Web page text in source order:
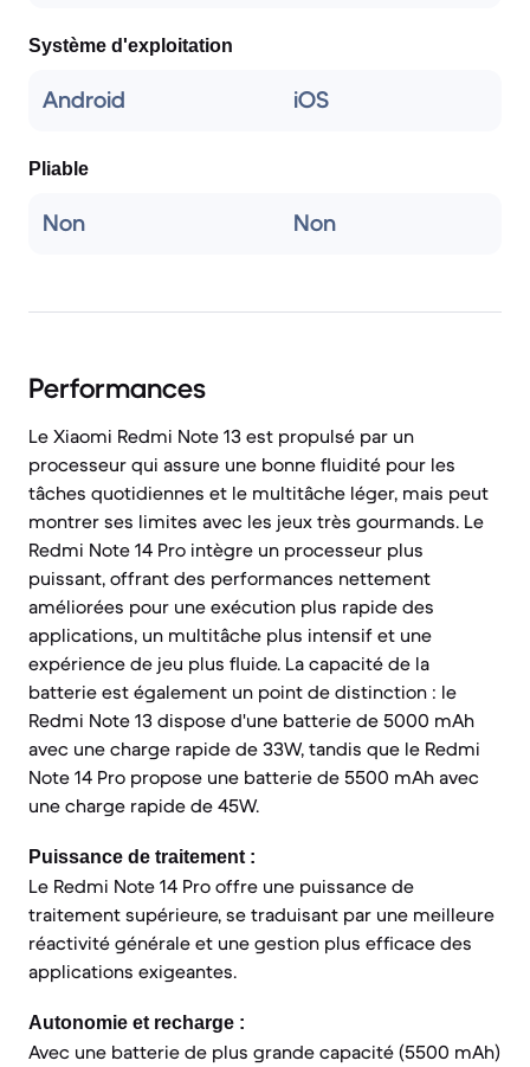
Système d'exploitation
Android iOS
Pliable
Non Non
Performances
Le Xiaomi Redmi Note 13 est propulsé par un
processeur qui assure une bonne fluidité pour les
tâches quotidiennes et le multitâche léger, mais peut
montrer ses limites avec les jeux très gourmands. Le
Redmi Note 14 Pro intègre un processeur plus
puissant, offrant des performances nettement
améliorées pour une exécution plus rapide des
applications, un multitâche plus intensif et une
expérience de jeu plus fluide. La capacité de la
batterie est également un point de distinction : le
Redmi Note 13 dispose d'une batterie de 5000 mAh
avec une charge rapide de 33W, tandis que le Redmi
Note 14 Pro propose une batterie de 5500 mAh avec
une charge rapide de 45W.
Puissance de traitement :
Le Redmi Note 14 Pro offre une puissance de
traitement supérieure, se traduisant par une meilleure
réactivité générale et une gestion plus efficace des
applications exigeantes.
Autonomie et recharge :
Avec une batterie de plus grande capacité (5500 mAh)